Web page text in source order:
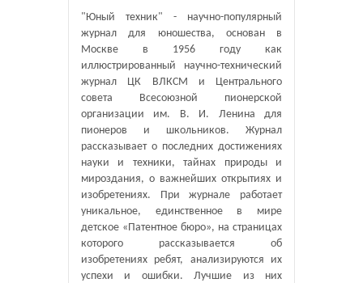
"Юный техник" - научно-популярный
журнал для юношества, основан в
Москве в 1956 году как
иллюстрированный научно-технический
журнал ЦК ВЛКСМ и Центрального
совета Всесоюзной пионерской
организации им. В. И. Ленина для
пионеров и школьников. Журнал
рассказывает о последних достижениях
науки и техники, тайнах природы и
мироздания, о важнейших открытиях и
изобретениях. При журнале работает
уникальное, единственное в мире
детское «Патентное бюро», на страницах
которого рассказывается об
изобретениях ребят, анализируются их
успехи и ошибки. Лучшие из них